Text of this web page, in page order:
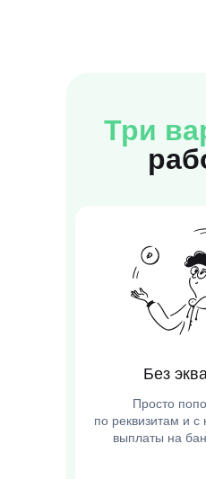
Три
Без
Просто
по реквизитам и с
выплаты на